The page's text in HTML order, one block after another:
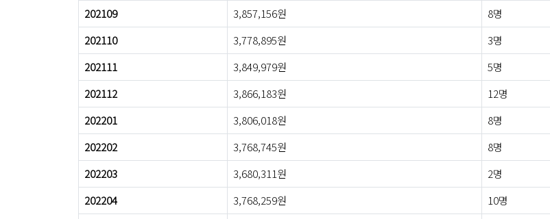
202109
3,857,156원 8명
202110
3,778,895원 3명
202111
3,849,979원 5명
202112
3,866,183원 12명
202201
3,806,018원 8명
202202
3,768,745원 8명
202203
3,680,311원 2명
202204
3,768,259원 10명